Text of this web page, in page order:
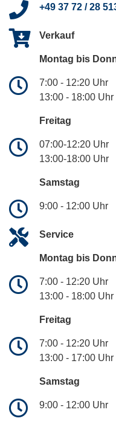
+49 37 72 / 28
Verkauf
Montag bis
7:00 - 12:20 Uhr
13:00 - 18:00 Uhr
Freitag
07:00-12:20 Uhr
13:00-18:00 Uhr
Samstag
9:00 - 12:00 Uhr
Service
Montag bis
7:00 - 12:20 Uhr
13:00 - 18:00 Uhr
Freitag
7:00 - 12:20 Uhr
13:00 - 17:00 Uhr
Samstag
9:00 - 12:00 Uhr